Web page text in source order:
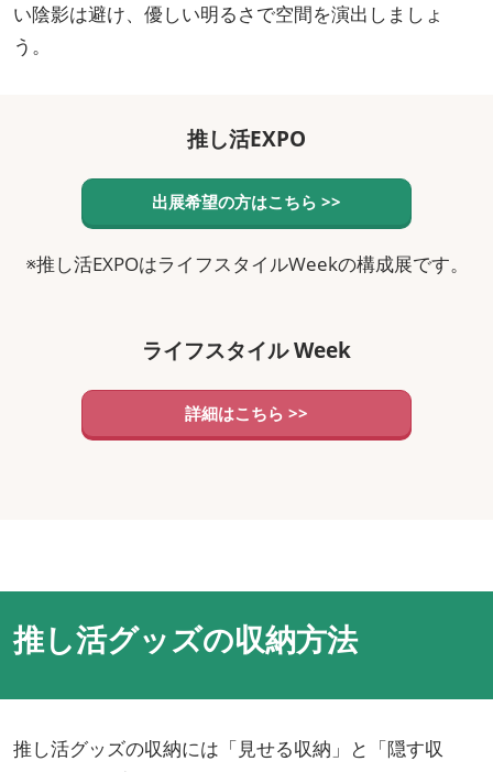
い陰影は避け、優しい明るさで空間を演出しましょ
う。
推し活EXPO
出展希望の方はこちら >>
※推し活EXPOはライフスタイルWeekの構成展です。
ライフスタイル Week
詳細はこちら >>
推し活グッズの収納方法
推し活グッズの収納には「見せる収納」と「隠す収